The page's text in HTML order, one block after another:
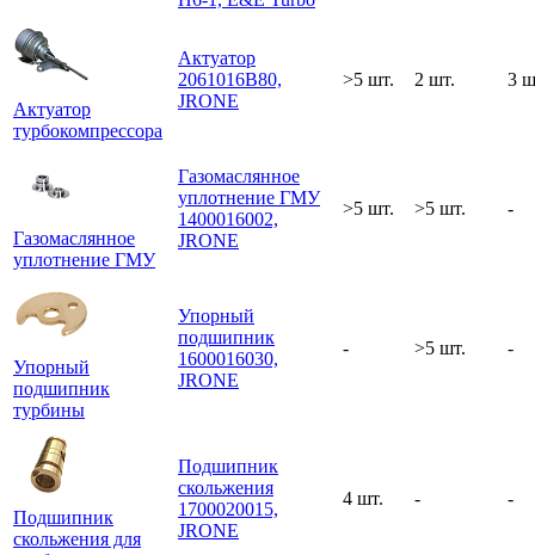
Актуатор
турбокомпрессора
Актуатор
2061016B80,
JRONE
>5 шт. 2 шт. 3
Газомаслянное
уплотнение ГМУ
Газомаслянное
уплотнение ГМУ
1400016002,
JRONE
>5 шт. >5 шт. -
Упорный
подшипник
турбины
Упорный
подшипник
1600016030,
JRONE
- >5 шт. -
Подшипник
скольжения для
Подшипник
скольжения
1700020015,
JRONE
4 шт. - -